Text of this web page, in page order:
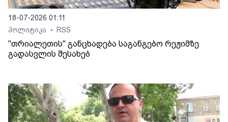
18-07-2026 01:11
პოლიტიკა
• RSS
"თრიალეთის" განცხადება საგანგებო რეჟიმზე
გადასვლის შესახებ